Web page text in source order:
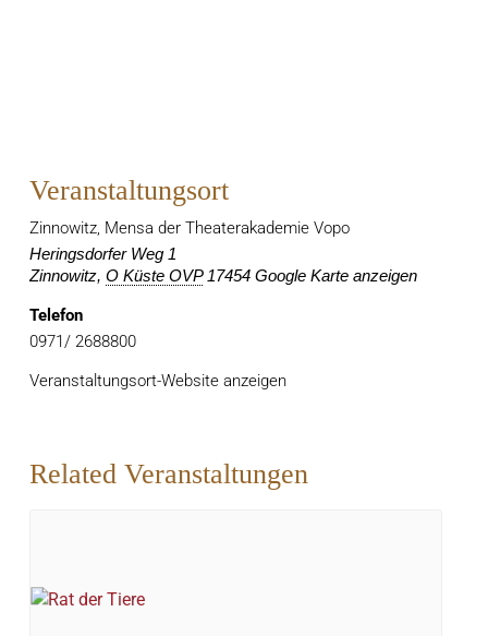
Veranstaltungsort
Zinnowitz, Mensa der Theaterakademie Vopo
Heringsdorfer Weg 1
Zinnowitz, O Küste OVP 17454 Google Karte anzeigen
Telefon
0971/ 2688800
Veranstaltungsort-Website anzeigen
Related Veranstaltungen